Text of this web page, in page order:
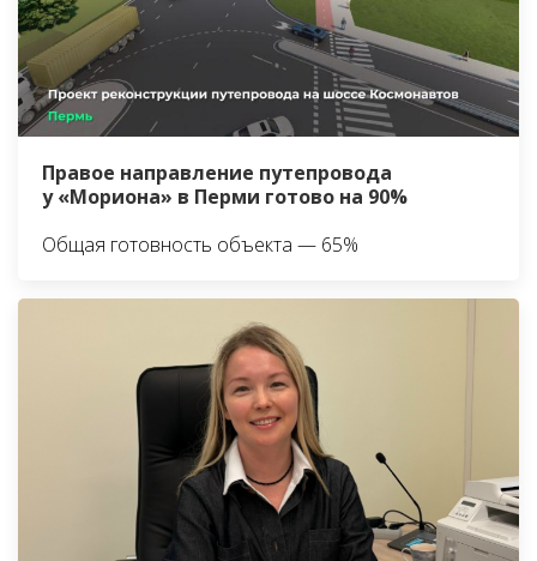
Правое направление путепровода
у «Мориона» в Перми готово на 90%
Общая готовность объекта — 65%